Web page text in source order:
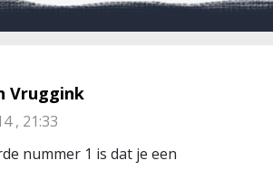
Vruggink
, 21:33
nummer 1 is dat je een